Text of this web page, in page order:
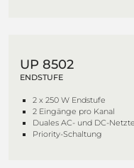
UP 8502
ENDSTUFE
2 x 250 W Endstufe
2 Eingänge pro Kanal
Duales AC- und DC-
Priority-Schaltung